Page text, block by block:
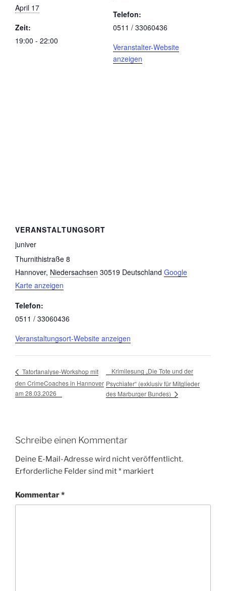
April 17
Zeit:
19:00 - 22:00
Telefon:
0511 / 33060436
Veranstalter-Website
anzeigen
VERANSTALTUNGSORT
juniver
Thurnithistraße 8
Hannover, Niedersachsen 30519 Deutschland Google
Karte anzeigen
Telefon:
0511 / 33060436
Veranstaltungsort-Website anzeigen
Tatortanalyse-Workshop mit
den CrimeCoaches in Hannover
am 28.03.2026
Krimilesung „Die Tote und der
Psychiater“ (exklusiv für Mitglieder
des Marburger Bundes)
Schreibe einen Kommentar
Deine E-Mail-Adresse wird nicht veröffentlicht.
Erforderliche Felder sind mit* markiert
Kommentar*